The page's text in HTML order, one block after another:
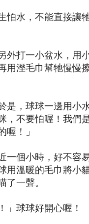
怕水，不能直接讓
外打一小盆水，用
用溼毛巾幫牠慢慢
是，球球一邊用小
，不要怕喔！我們
！」
一個小時，好不容
用溫暖的毛巾將小
一聲。
」球球好開心喔！